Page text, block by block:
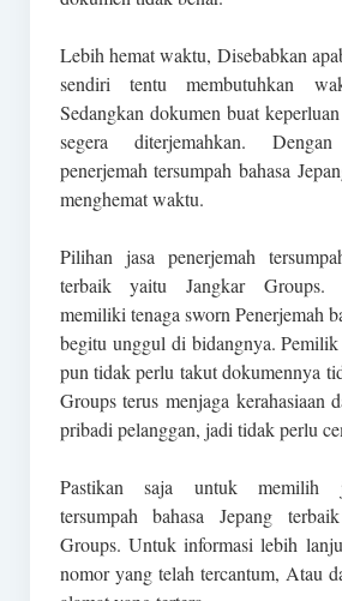
Lebih hemat waktu, Disebabkan
sendiri tentu membutuhkan
Sedangkan dokumen buat
segera diterjemahkan.
penerjemah tersumpah bahasa
menghemat waktu.
Pilihan jasa penerjemah
terbaik yaitu Jangkar Groups.
memiliki tenaga sworn Penerjemah
begitu unggul di bidangnya.
pun tidak perlu takut dokumennya
Groups terus menjaga kerahasiaan
pribadi pelanggan, jadi tidak perlu
Pastikan saja untuk memilih
tersumpah bahasa Jepang
Groups. Untuk informasi lebih
nomor yang telah tercantum, Atau